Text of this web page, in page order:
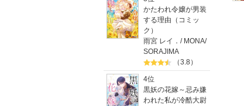
かたわれ令嬢が男装
する理由（コミッ
ク）
雨宮 レイ． / MONA/
SORAJIMA
（3.8）
4位
黒妖の花嫁～忌み嫌
われた私が冷酷大尉